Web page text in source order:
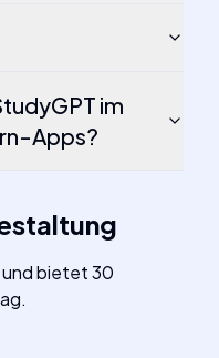
im
Apps?
bietet 30